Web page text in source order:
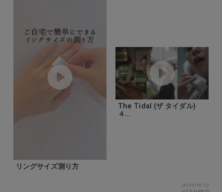
リングサイズ測り方
The Tidal (ザ タイダル)
４...
powered by